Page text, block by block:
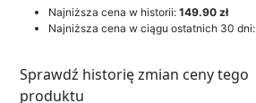
Najniższa cena w historii: 149.90 zł
Najniższa cena w ciągu ostatnich 30 dni:
Sprawdź historię zmian ceny tego
produktu